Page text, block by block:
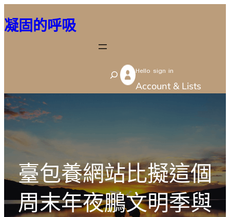
至
容
凝固的呼吸
S
e
Hello sign in
Account & Lists
臺包養網站比擬這個
周末年夜鵬文明季與